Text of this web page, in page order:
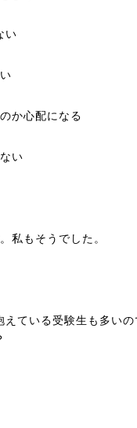
い
か心配になる
い
私もそうでした。
ている受験生も多い